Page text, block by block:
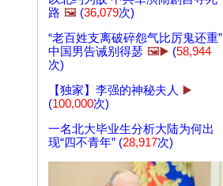
路 🖼️ (36,079次)
“老百姓支离破碎怨气比厉鬼还重”
中国男告诫别得瑟 🖼️▶️ (58,944
次)
【独家】李强的神秘夫人 ▶️
(100,000次)
一名北大毕业生分析大陆为何出
现“四不青年” (28,917次)